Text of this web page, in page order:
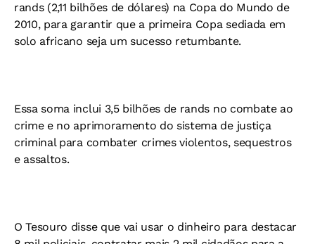
rands (2,11 bilhões de dólares) na Copa do Mundo de
2010, para garantir que a primeira Copa sediada em
solo africano seja um sucesso retumbante.
Essa soma inclui 3,5 bilhões de rands no combate ao
crime e no aprimoramento do sistema de justiça
criminal para combater crimes violentos, sequestros
e assaltos.
O Tesouro disse que vai usar o dinheiro para destacar